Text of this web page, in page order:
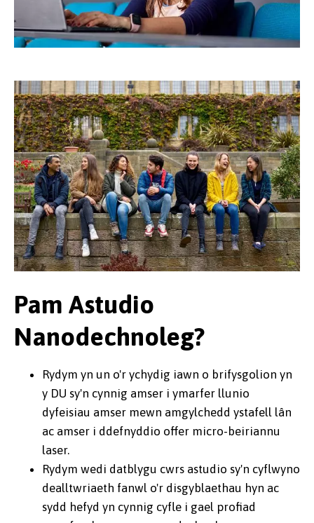
Pam Astudio
Nanodechnoleg?
Rydym yn un o'r ychydig iawn o brifysgolion yn
y DU sy'n cynnig amser i ymarfer llunio
dyfeisiau amser mewn amgylchedd ystafell lân
ac amser i ddefnyddio offer micro-beiriannu
laser.
Rydym wedi datblygu cwrs astudio sy'n cyflwyno
dealltwriaeth fanwl o'r disgyblaethau hyn ac
sydd hefyd yn cynnig cyfle i gael profiad